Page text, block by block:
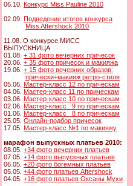
06.10. Конкурс Miss Pauline 2010
02.09. Подведение итогов конкурса
Miss Aftershock 2010
11.08. О конкурсе МИСС
ВЫПУСКНИЦА
01.08. + 31 фото вечерних причесок
20.06. + 35 фото причесок и макияжа
19.06. + 15 фото вечерних образов:
прически+макияж ретро-стиля
05.06. Мастер-класс 12 по прическам
04.06. Мастер-класс 11 по прическам
03.06. Мастер-класс 10 по прическам
02.06. Мастер-класс 9 по прическам
01.06. Мастер-класс 8 по прическам
25.05. Онлайн-подбор причесок
17.05. Мастер-класс №1 по макияжу
марафон выпускных платьев 2010:
08.05. +34 фото вечерних платьев
07.05. +14 фото выпускных платьев
06.05. +20 фото богемных платьев
05.05. +44 фото платьев Aftershock
04.05. +16 фото платьев Оксаны Мухи